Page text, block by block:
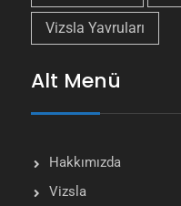
Vizsla Yavruları
Alt Menü
Hakkımızda
Vizsla